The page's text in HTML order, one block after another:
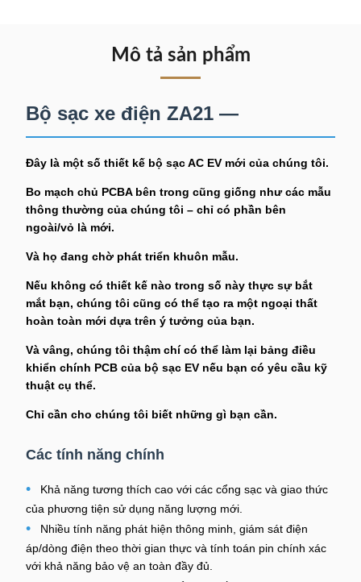
Mô tả sản phẩm
Bộ sạc xe điện ZA21 —
Đây là một số thiết kế bộ sạc AC EV mới của chúng tôi.
Bo mạch chủ PCBA bên trong cũng giống như các mẫu
thông thường của chúng tôi – chỉ có phần bên
ngoài/vỏ là mới.
Và họ đang chờ phát triển khuôn mẫu.
Nếu không có thiết kế nào trong số này thực sự bắt
mắt bạn, chúng tôi cũng có thể tạo ra một ngoại thất
hoàn toàn mới dựa trên ý tưởng của bạn.
Và vâng, chúng tôi thậm chí có thể làm lại bảng điều
khiển chính PCB của bộ sạc EV nếu bạn có yêu cầu kỹ
thuật cụ thể.
Chỉ cần cho chúng tôi biết những gì bạn cần.
Các tính năng chính
•
Khả năng tương thích cao với các cổng sạc và giao thức
của phương tiện sử dụng năng lượng mới.
•
Nhiều tính năng phát hiện thông minh, giám sát điện
áp/dòng điện theo thời gian thực và tính toán pin chính xác
với khả năng bảo vệ an toàn đầy đủ.